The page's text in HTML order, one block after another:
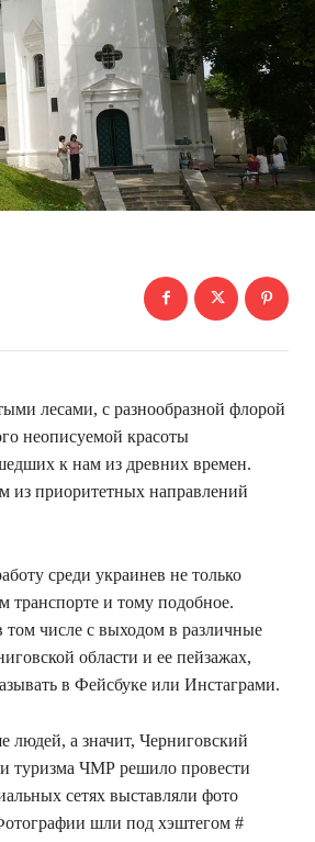
лесами, с разнообразной флорой
неописуемой красоты
к нам из древних времен.
из приоритетных направлений
среди украинев не только
транспорте и тому подобное.
числе с выходом в различные
области и ее пейзажах,
в Фейсбуке или Инстаграми.
людей, а значит, Черниговский
туризма ЧМР решило провести
сетях выставляли фото
шли под хэштегом #